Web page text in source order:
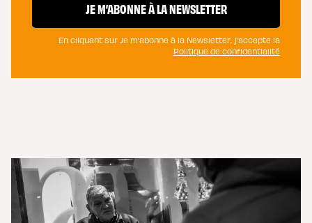
JE M’ABONNE À LA NEWSLETTER
En cliquant sur Je m’abonne à la Newsletter, j’accepte la
Politique de confidentialité